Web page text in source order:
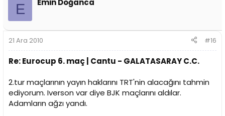
E Emin Doğanca
21 Ara 2010 #16
Re: Eurocup 6. maç | Cantu - GALATASARAY C.C.
2.tur maçlarının yayın haklarını TRT'nin alacağını tahmin
ediyorum. Iverson var diye BJK maçlarını aldılar.
Adamların ağzı yandı.